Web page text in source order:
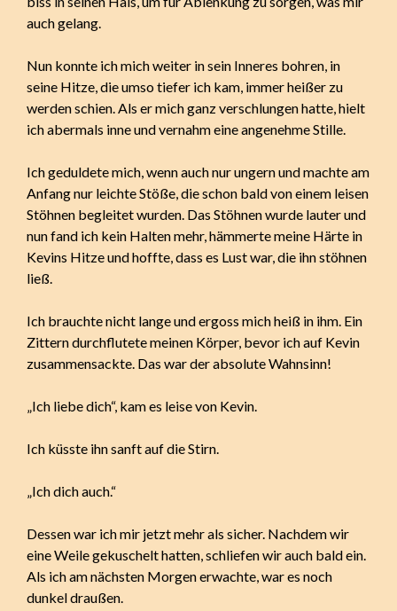
auch gelang.
Nun konnte ich mich weiter in sein Inneres bohren, in
seine Hitze, die umso tiefer ich kam, immer heißer zu
werden schien. Als er mich ganz verschlungen hatte, hielt
ich abermals inne und vernahm eine angenehme Stille.
Ich geduldete mich, wenn auch nur ungern und machte am
Anfang nur leichte Stöße, die schon bald von einem leisen
Stöhnen begleitet wurden. Das Stöhnen wurde lauter und
nun fand ich kein Halten mehr, hämmerte meine Härte in
Kevins Hitze und hoffte, dass es Lust war, die ihn stöhnen
ließ.
Ich brauchte nicht lange und ergoss mich heiß in ihm. Ein
Zittern durchflutete meinen Körper, bevor ich auf Kevin
zusammensackte. Das war der absolute Wahnsinn!
„Ich liebe dich“, kam es leise von Kevin.
Ich küsste ihn sanft auf die Stirn.
„Ich dich auch.“
Dessen war ich mir jetzt mehr als sicher. Nachdem wir
eine Weile gekuschelt hatten, schliefen wir auch bald ein.
Als ich am nächsten Morgen erwachte, war es noch
dunkel draußen.